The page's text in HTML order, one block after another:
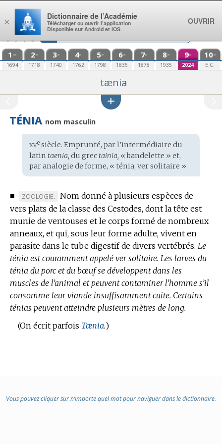
Aller au contenu
1 re
1694
2e
1718
3e
1740
4e
1762
5e
1798
6e
1835
7e
1878
8e
1935
9e
2024
10e
E.C.
tænia
TÉNIA nom masculin
Étymologie
:
xvesiècle. Emprunté, par l’intermédiaire du
latin taenia, du grectainia, « bandelette » et,
par analogie de forme, « ténia, ver solitaire ».
■
MARQUE
DE
DOMAINE
:
ZOOLOGIE.
Nom donné à plusieurs espèces de
vers plats de la classe des Cestodes, dont la tête est
munie de ventouses et le corps formé de nombreux
anneaux, et qui, sous leur forme adulte, vivent en
parasite dans le tube digestif de divers vertébrés. Le
ténia est couramment appelé ver solitaire. Les larves du
ténia du porc et du bœuf se développent dans les
muscles de l’animal et peuvent contaminer l’homme s’il
consomme leur viande insuffisamment cuite. Certains
ténias peuvent atteindre plusieurs mètres de long.
(On écrit parfois Tænia.)
Vous pouvez cliquer sur n’importe quel mot pour naviguer dans le dictionnaire.
×
Dictionnaire de l’Académie
Télécharger ou ouvrir l’application
Disponible sur Android et iOS
OUVRIR